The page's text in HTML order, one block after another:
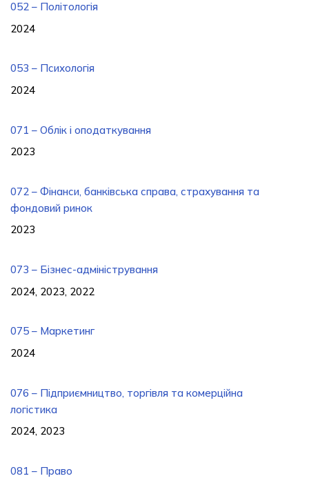
052 – Політологія
2024
053 – Психологія
2024
071 – Облік і оподаткування
2023
072 – Фінанси, банківська справа, страхування та
фондовий ринок
2023
073 – Бізнес-адміністрування
2024, 2023, 2022
075 – Маркетинг
2024
076 – Підприємництво, торгівля та комерційна
логістика
2024, 2023
081 – Право